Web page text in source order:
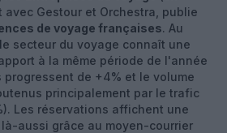
avec Gestour et Orchestra, publie
de voyage françaises. Au
secteur du voyage connaît une
à la même période de l'année
progressent de +4% et le volume
principalement par le trafic
Les réservations affichent une
aussi grâce au moyen-courrier